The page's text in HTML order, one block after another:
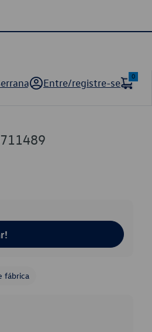
Entre/registre-se
0
fábrica